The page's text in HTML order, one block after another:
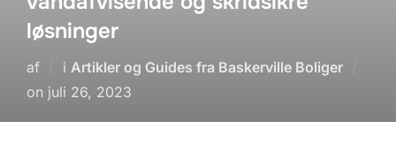
løsninger
af i Artikler og Guides fra Baskerville Boliger
on Udgivet
juli 26, 2023